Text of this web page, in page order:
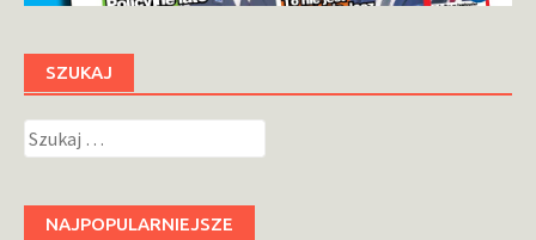
SZUKAJ
Szukaj:
NAJPOPULARNIEJSZE